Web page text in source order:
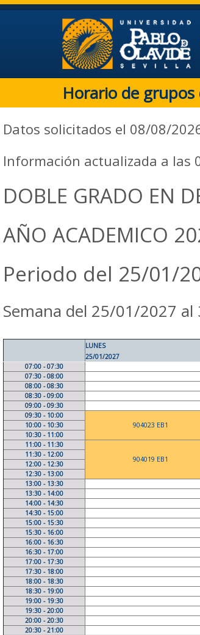
Horario de
Datos solicitados el 08/08/
Información actualizada a las
DOBLE GRADO EN
AÑO ACADEMICO
Periodo del 25/01/
Semana del 25/01/2027
LUNES
25/01/2027
07:00 - 07:30
07:30 - 08:00
08:00 - 08:30
08:30 - 09:00
09:00 - 09:30
09:30 - 10:00
904023 EB1
10:00 - 10:30
10:30 - 11:00
11:00 - 11:30
904019 EB1
11:30 - 12:00
12:00 - 12:30
12:30 - 13:00
13:00 - 13:30
13:30 - 14:00
14:00 - 14:30
14:30 - 15:00
15:00 - 15:30
15:30 - 16:00
16:00 - 16:30
16:30 - 17:00
17:00 - 17:30
17:30 - 18:00
18:00 - 18:30
18:30 - 19:00
19:00 - 19:30
19:30 - 20:00
20:00 - 20:30
20:30 - 21:00